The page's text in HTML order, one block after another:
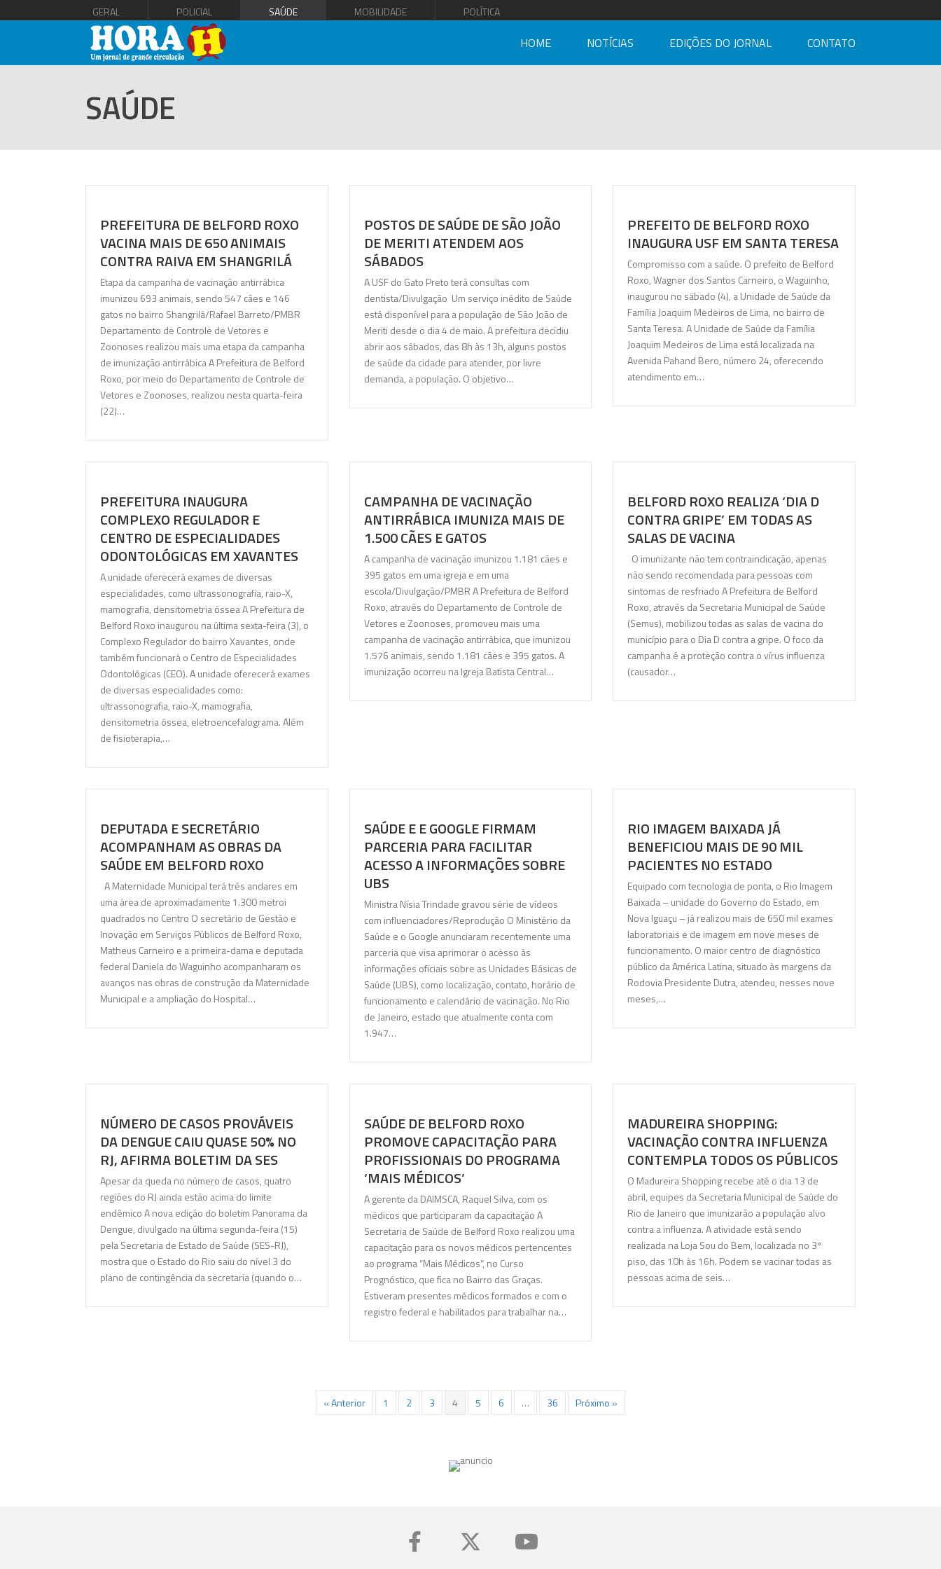
GERAL POLICIAL SAÚDE MOBILIDADE POLÍTICA
HOME NOTÍCIAS EDIÇÕES DO JORNAL CONTATO
SAÚDE
PREFEITURA DE BELFORD ROXO
VACINA MAIS DE 650 ANIMAIS
CONTRA RAIVA EM SHANGRILÁ
Etapa da campanha de vacinação antirrábica
imunizou 693 animais, sendo 547 cães e 146
gatos no bairro Shangrilá/Rafael Barreto/PMBR
Departamento de Controle de Vetores e
Zoonoses realizou mais uma etapa da campanha
de imunização antirrábica A Prefeitura de Belford
Roxo, por meio do Departamento de Controle de
Vetores e Zoonoses, realizou nesta quarta-feira
(22)…
POSTOS DE SAÚDE DE SÃO JOÃO
DE MERITI ATENDEM AOS
SÁBADOS
A USF do Gato Preto terá consultas com
dentista/Divulgação Um serviço inédito de Saúde
está disponível para a população de São João de
Meriti desde o dia 4 de maio. A prefeitura decidiu
abrir aos sábados, das 8h às 13h, alguns postos
de saúde da cidade para atender, por livre
demanda, a população. O objetivo…
PREFEITO DE BELFORD ROXO
INAUGURA USF EM SANTA TERESA
Compromisso com a saúde. O prefeito de Belford
Roxo, Wagner dos Santos Carneiro, o Waguinho,
inaugurou no sábado (4), a Unidade de Saúde da
Família Joaquim Medeiros de Lima, no bairro de
Santa Teresa. A Unidade de Saúde da Família
Joaquim Medeiros de Lima está localizada na
Avenida Pahand Bero, número 24, oferecendo
atendimento em…
PREFEITURA INAUGURA
COMPLEXO REGULADOR E
CENTRO DE ESPECIALIDADES
ODONTOLÓGICAS EM XAVANTES
A unidade oferecerá exames de diversas
especialidades, como ultrassonografia, raio-X,
mamografia, densitometria óssea A Prefeitura de
Belford Roxo inaugurou na última sexta-feira (3), o
Complexo Regulador do bairro Xavantes, onde
também funcionará o Centro de Especialidades
Odontológicas (CEO). A unidade oferecerá exames
de diversas especialidades como:
ultrassonografia, raio-X, mamografia,
densitometria óssea, eletroencefalograma. Além
de fisioterapia,…
CAMPANHA DE VACINAÇÃO
ANTIRRÁBICA IMUNIZA MAIS DE
1.500 CÃES E GATOS
A campanha de vacinação imunizou 1.181 cães e
395 gatos em uma igreja e em uma
escola/Divulgação/PMBR A Prefeitura de Belford
Roxo, através do Departamento de Controle de
Vetores e Zoonoses, promoveu mais uma
campanha de vacinação antirrábica, que imunizou
1.576 animais, sendo 1.181 cães e 395 gatos. A
imunização ocorreu na Igreja Batista Central…
BELFORD ROXO REALIZA ‘DIA D
CONTRA GRIPE’ EM TODAS AS
SALAS DE VACINA
O imunizante não tem contraindicação, apenas
não sendo recomendada para pessoas com
sintomas de resfriado A Prefeitura de Belford
Roxo, através da Secretaria Municipal de Saúde
(Semus), mobilizou todas as salas de vacina do
município para o Dia D contra a gripe. O foco da
campanha é a proteção contra o vírus influenza
(causador…
DEPUTADA E SECRETÁRIO
ACOMPANHAM AS OBRAS DA
SAÚDE EM BELFORD ROXO
A Maternidade Municipal terá três andares em
uma área de aproximadamente 1.300 metroi
quadrados no Centro O secretário de Gestão e
Inovação em Serviços Públicos de Belford Roxo,
Matheus Carneiro e a primeira-dama e deputada
federal Daniela do Waguinho acompanharam os
avanços nas obras de construção da Maternidade
Municipal e a ampliação do Hospital…
SAÚDE E E GOOGLE FIRMAM
PARCERIA PARA FACILITAR
ACESSO A INFORMAÇÕES SOBRE
UBS
Ministra Nísia Trindade gravou série de vídeos
com influenciadores/Reprodução O Ministério da
Saúde e o Google anunciaram recentemente uma
parceria que visa aprimorar o acesso às
informações oficiais sobre as Unidades Básicas de
Saúde (UBS), como localização, contato, horário de
funcionamento e calendário de vacinação. No Rio
de Janeiro, estado que atualmente conta com
1.947…
RIO IMAGEM BAIXADA JÁ
BENEFICIOU MAIS DE 90 MIL
PACIENTES NO ESTADO
Equipado com tecnologia de ponta, o Rio Imagem
Baixada – unidade do Governo do Estado, em
Nova Iguaçu – já realizou mais de 650 mil exames
laboratoriais e de imagem em nove meses de
funcionamento. O maior centro de diagnóstico
público da América Latina, situado às margens da
Rodovia Presidente Dutra, atendeu, nesses nove
meses,…
NÚMERO DE CASOS PROVÁVEIS ​​
DA DENGUE CAIU QUASE 50% NO
RJ, AFIRMA BOLETIM DA SES
Apesar da queda no número de casos, quatro
regiões do RJ ainda estão acima do limite
endêmico A nova edição do boletim Panorama da
Dengue, divulgado na última segunda-feira (15)
pela Secretaria de Estado de Saúde (SES-RJ),
mostra que o Estado do Rio saiu do nível 3 do
plano de contingência da secretaria (quando o…
SAÚDE DE BELFORD ROXO
PROMOVE CAPACITAÇÃO PARA
PROFISSIONAIS DO PROGRAMA
‘MAIS MÉDICOS’
A gerente da DAIMSCA, Raquel Silva, com os
médicos que participaram da capacitação A
Secretaria de Saúde de Belford Roxo realizou uma
capacitação para os novos médicos pertencentes
ao programa “Mais Médicos”, no Curso
Prognóstico, que fica no Bairro das Graças.
Estiveram presentes médicos formados e com o
registro federal e habilitados para trabalhar na…
MADUREIRA SHOPPING:
VACINAÇÃO CONTRA INFLUENZA
CONTEMPLA TODOS OS PÚBLICOS
O Madureira Shopping recebe até o dia 13 de
abril, equipes da Secretaria Municipal de Saúde do
Rio de Janeiro que imunizarão a população alvo
contra a influenza. A atividade está sendo
realizada na Loja Sou do Bem, localizada no 3º
piso, das 10h às 16h. Podem se vacinar todas as
pessoas acima de seis…
« Anterior 1 2 3 4 5 6 … 36 Próximo »